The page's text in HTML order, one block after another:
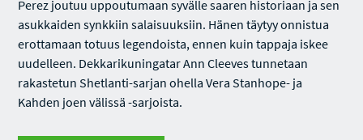
Perez joutuu uppoutumaan syvälle saaren historiaan ja sen
asukkaiden synkkiin salaisuuksiin. Hänen täytyy onnistua
erottamaan totuus legendoista, ennen kuin tappaja iskee
uudelleen. Dekkarikuningatar Ann Cleeves tunnetaan
rakastetun Shetlanti-sarjan ohella Vera Stanhope- ja
Kahden joen välissä -sarjoista.